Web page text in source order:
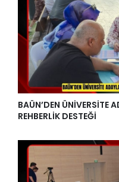
BAÜN’DEN ÜNİVERSİTE
REHBERLİK DESTEĞİ